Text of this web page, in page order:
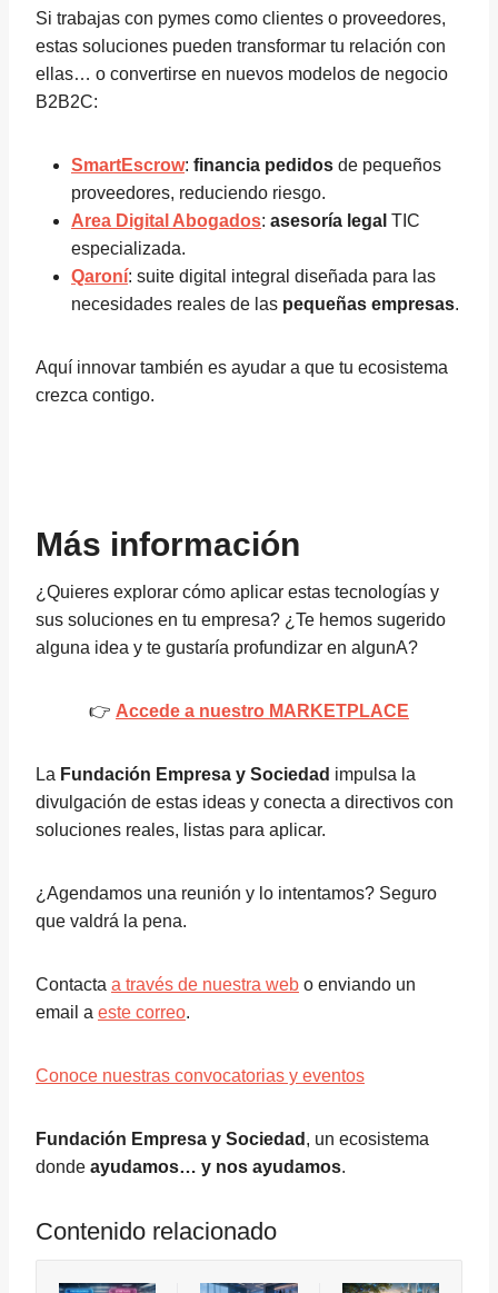
Si trabajas con pymes como clientes o proveedores,
estas soluciones pueden transformar tu relación con
ellas… o convertirse en nuevos modelos de negocio
B2B2C:
SmartEscrow: financia pedidos de pequeños
proveedores, reduciendo riesgo.
Area Digital Abogados: asesoría legal TIC
especializada.
Qaroní: suite digital integral diseñada para las
necesidades reales de las pequeñas empresas.
Aquí innovar también es ayudar a que tu ecosistema
crezca contigo.
Más información
¿Quieres explorar cómo aplicar estas tecnologías y
sus soluciones en tu empresa? ¿Te hemos sugerido
alguna idea y te gustaría profundizar en algunA?
👉 Accede a nuestro MARKETPLACE
La Fundación Empresa y Sociedad impulsa la
divulgación de estas ideas y conecta a directivos con
soluciones reales, listas para aplicar.
¿Agendamos una reunión y lo intentamos? Seguro
que valdrá la pena.
Contacta a través de nuestra web o enviando un
email a este correo.
Conoce nuestras convocatorias y eventos
Fundación Empresa y Sociedad , un ecosistema
donde ayudamos… y nos ayudamos.
Contenido relacionado